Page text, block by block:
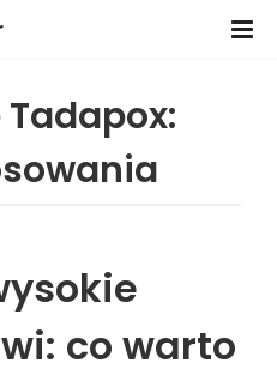
co warto